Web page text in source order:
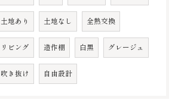
土地あり 土地なし 全熱交換
リビング 造作棚 白黒 グレージュ
吹き抜け 自由設計